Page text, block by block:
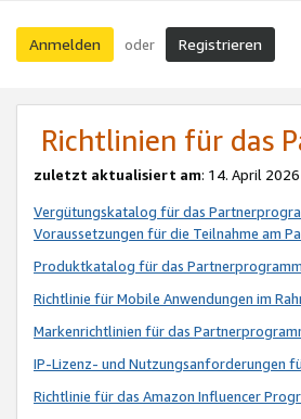
Anmelden oder Registrieren
Richtlinien für das
zuletzt aktualisiert am: 14. April
Vergütungskatalog für das
Voraussetzungen für die Teilnahme am
Produktkatalog für das Partnerprogramm
Richtlinie für Mobile Anwendungen im
Markenrichtlinien für das
IP-Lizenz- und Nutzungsanforderungen
Richtlinie für das Amazon Influencer